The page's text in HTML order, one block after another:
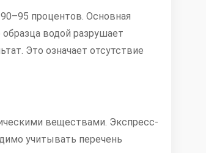
процентов. Основная
водой разрушает
Это означает отсутствие
веществами. Экспресс-
учитывать перечень